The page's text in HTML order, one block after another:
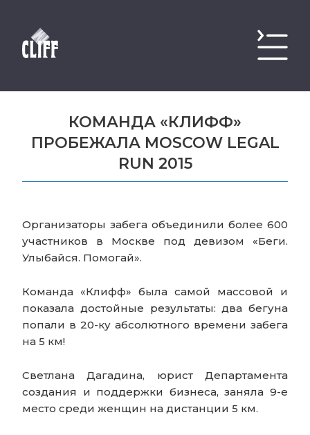
КОМАНДА «КЛИФФ»
ПРОБЕЖАЛА MOSCOW LEGAL
RUN 2015
Организаторы забега объединили более 600
участников в Москве под девизом «Беги.
Улыбайся. Помогай».
Команда «Клифф» была самой массовой и
показала достойные результаты: два бегуна
попали в 20-ку абсолютного времени забега
на 5 км!
Светлана Дагадина, юрист Департамента
создания и поддержки бизнеса, заняла 9-е
место среди женщин на дистанции 5 км.